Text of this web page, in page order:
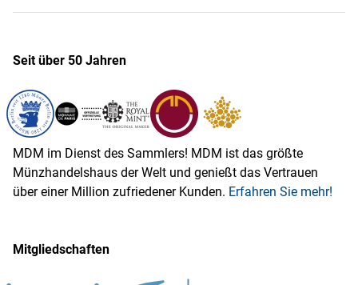
Seit über 50 Jahren
MDM im Dienst des Sammlers! MDM ist das größte
Münzhandelshaus der Welt und genießt das Vertrauen
über einer Million zufriedener Kunden. Erfahren Sie mehr!
Mitgliedschaften